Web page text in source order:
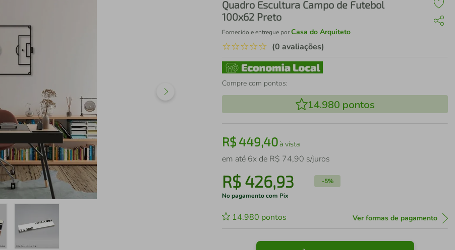
Quadro Escultura Campo de Futebol
100x62 Preto
Fornecido e entregue porCasa do Arquiteto
☆☆☆☆☆ (0 avaliações)
Compre com pontos:
14.980 pontos
R$449,40à vista
em até 6x de R$ 74,90 s/juros
R$ 426,93 -5%
No pagamento com Pix
14.980 pontos Ver formas de pagamento